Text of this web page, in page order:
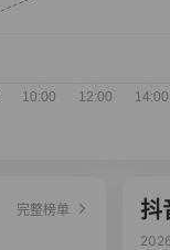
完整榜单
抖